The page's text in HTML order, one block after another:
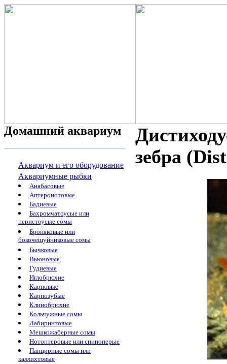
Домашний аквариум
Аквариум и его оборудование
Аквариумные рыбки
Анабасовые
Аптеронотовые
Бадиевые
Бахромчатоусые или
перистоусые сомы
Броняковые или
бокочешуйниковые сомы
Бычковые
Вьюновые
Гудиевые
Иглобрюхие
Карповые
Карпозубые
Клинобрюхие
Кольчужные сомы
Лабиринтовые
Мешкожаберные сомы
Нотоптеровые или спиноперые
Панцирные сомы или
каллихтовые
зебра